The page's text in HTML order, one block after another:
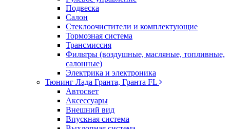
Подвеска
Салон
Стеклоочистители и комплектующие
Тормозная система
Трансмиссия
Фильтры (воздушные, масляные, топливные,
салонные)
Электрика и электроника
Тюнинг Лада Гранта, Гранта FL
Автосвет
Аксессуары
Внешний вид
Впускная система